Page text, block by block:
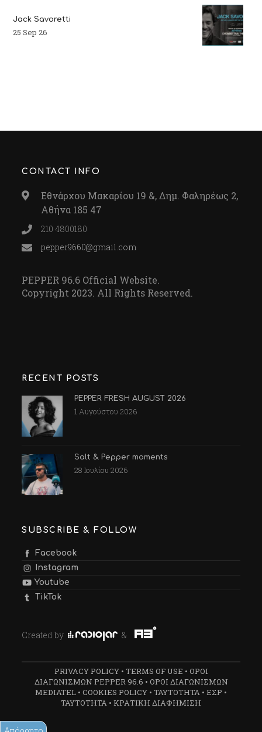
Jack Savoretti
25 Sep 26
CONTACT INFO
Εθνάρχου Μακαρίου 19 &, Δημ. Φαληρέως 2,
Αθήνα 185 47
210 4800180
pepper9660@gmail.com
PEPPER 96.6 Official Website.
Copyright 2023. All Rights Reserved.
RECENT POSTS
PEPPER FRESH AUGUST 2026
1 Αυγούστου 2026
Salt & Pepper moments
28 Ιουλίου 2026
SUBSCRIBE & FOLLOW
Facebook
Instagram
Youtube
TikTok
Created by &
PRIVACY POLICY• TERMS OF USE • ΟΡΟΙ
ΔΙΑΓΩΝΙΣΜΩΝ PEPPER 96.6 • ΟΡΟΙ ΔΙΑΓΩΝΙΣΜΩΝ
MEDIATEL • COOKIES POLICY • ΤΑΥΤΟΤΗΤΑ • ΕΣΡ •
ΤΑΥΤΟΤΗΤΑ • ΚΡΑΤΙΚΗ ΔΙΑΦΗΜΙΣΗ